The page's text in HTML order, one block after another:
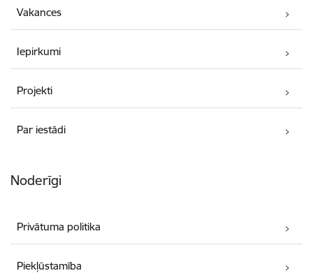
Vakances
Iepirkumi
Projekti
Par iestādi
Noderīgi
Privātuma politika
Piekļūstamība